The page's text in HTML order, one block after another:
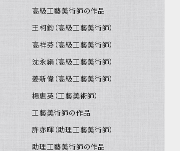
高級工藝美術師の作品
王柯鈞（高級工藝美術師）
高祥芬（高級工藝美術師）
沈永絹（高級工藝美術師）
姜新偉（高級工藝美術師）
楊恵英（工藝美術師）
工藝美術師の作品
許亦暉（助理工藝美術師）
助理工藝美術師の作品